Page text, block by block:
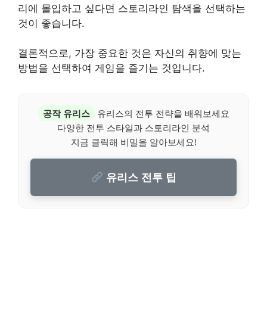
리에 몰입하고 싶다면 스토리라인 탐색을 선택하는
것이 좋습니다.
결론적으로, 가장 중요한 것은 자신의 취향에 맞는
방법을 선택하여 게임을 즐기는 것입니다.
공작 유리스
유리스의 전투 전략을 배워보세요
다양한 전투 스타일과 스토리라인 분석
지금 클릭해 비밀을 알아보세요!
유리스 전투 팁